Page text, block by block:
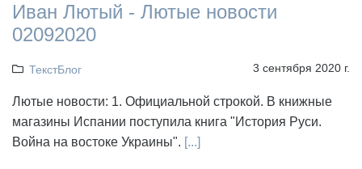
Иван Лютый - Лютые новости
02092020
ТекстБлог 3 сентября 2020 г.
Лютые новости: 1. Официальной строкой. В книжные
магазины Испании поступила книга "История Руси.
Война на востоке Украины". [...]